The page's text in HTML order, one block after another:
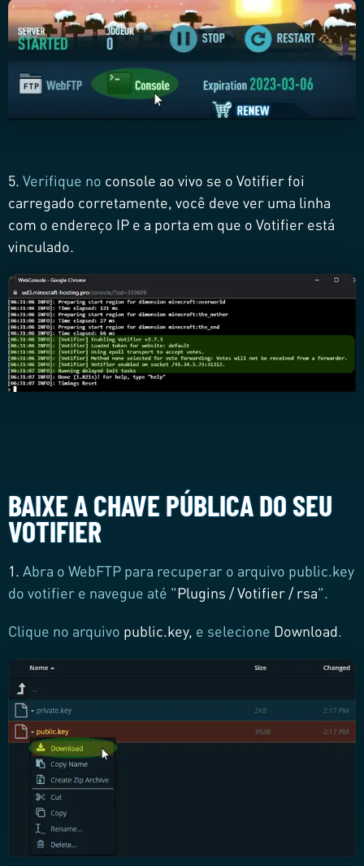
5. Verifique no console ao vivo se o Votifier foi
carregado corretamente, você deve ver uma linha
com o endereço IP e a porta em que o Votifier está
vinculado.
BAIXE A CHAVE PÚBLICA DO SEU
VOTIFIER
1. Abra o WebFTP para recuperar o arquivo public.key
do votifier e navegue até "Plugins / Votifier / rsa".
Clique no arquivo public.key, e selecione Download.